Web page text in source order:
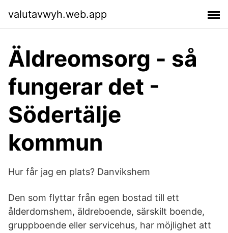
valutavwyh.web.app
Äldreomsorg - så
fungerar det -
Södertälje
kommun
Hur får jag en plats? Danvikshem
Den som flyttar från egen bostad till ett
ålderdomshem, äldreboende, särskilt boende,
gruppboende eller servicehus, har möjlighet att